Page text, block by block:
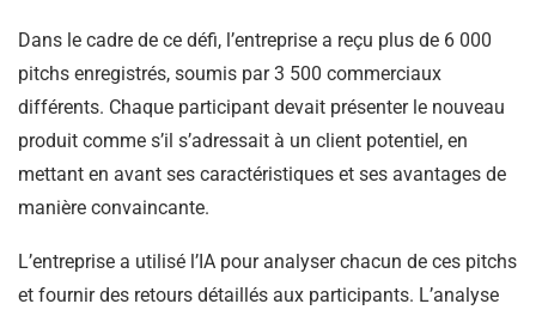
Dans le cadre de ce défi, l’entreprise a reçu plus de 6 000
pitchs enregistrés, soumis par 3 500 commerciaux
différents. Chaque participant devait présenter le nouveau
produit comme s’il s’adressait à un client potentiel, en
mettant en avant ses caractéristiques et ses avantages de
manière convaincante.
L’entreprise a utilisé l’IA pour analyser chacun de ces pitchs
et fournir des retours détaillés aux participants. L’analyse